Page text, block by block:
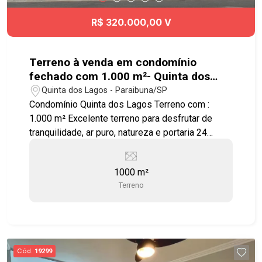
R$ 320.000,00 V
Terreno à venda em condomínio
fechado com 1.000 m²- Quinta dos
Lagos - Paraibuna
Quinta dos Lagos - Paraibuna/SP
Condomínio Quinta dos Lagos Terreno com :
1.000 m² Excelente terreno para desfrutar de
tranquilidade, ar puro, natureza e portaria 24
mil m² de muito verde e 9 lagos, além de lazer
completo: - Quadra poliesportiva - 9 lagos -
Bosque - Pista de Caminhada - Salão de Festas -
Poliesportiva - Salão de Festa - Salão de Jogos
O lugar dos seus sonhos junto à Natureza!!!
1000 m²
Terreno
Cód. 19299